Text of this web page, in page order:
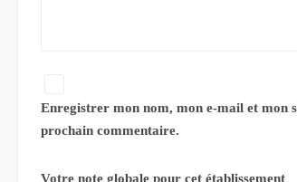
Enregistrer mon nom, mon e-mail et mon
prochain commentaire.
Votre note globale pour cet établissement